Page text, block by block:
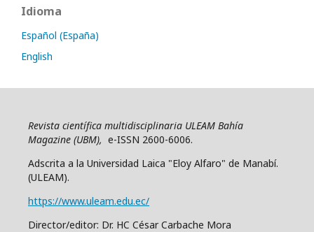
Idioma
Español (España)
English
Revista científica multidisciplinaria ULEAM Bahía
Magazine (UBM), e-ISSN 2600-6006.
Adscrita a la Universidad Laica "Eloy Alfaro" de Manabí.
(ULEAM).
https://www.uleam.edu.ec/
Director/editor: Dr. HC César Carbache Mora